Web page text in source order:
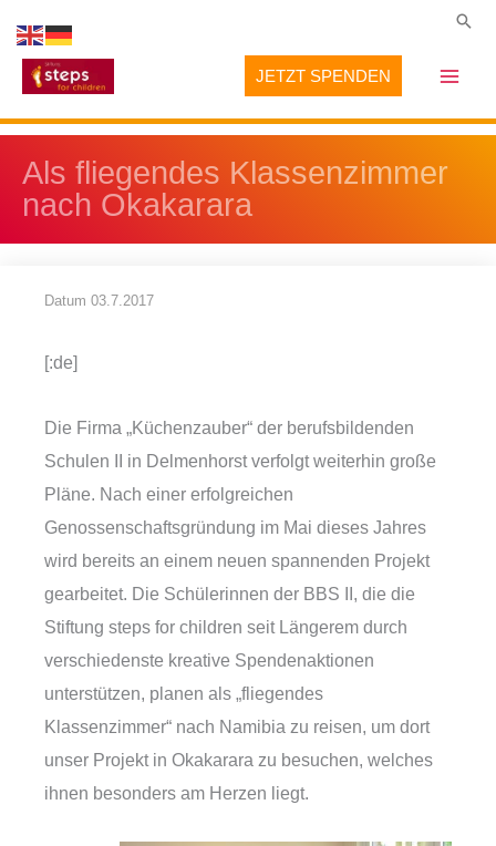
Inhalt
springen
JETZT SPENDEN
Als fliegendes Klassenzimmer
nach Okakarara
Datum 03.7.2017
[:de]
Die Firma „Küchenzauber“ der berufsbildenden
Schulen II in Delmenhorst verfolgt weiterhin große
Pläne. Nach einer erfolgreichen
Genossenschaftsgründung im Mai dieses Jahres
wird bereits an einem neuen spannenden Projekt
gearbeitet. Die Schülerinnen der BBS II, die die
Stiftung steps for children seit Längerem durch
verschiedenste kreative Spendenaktionen
unterstützen, planen als „fliegendes
Klassenzimmer“ nach Namibia zu reisen, um dort
unser Projekt in Okakarara zu besuchen, welches
ihnen besonders am Herzen liegt.